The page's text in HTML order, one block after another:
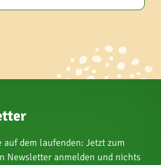
auf dem laufenden: Jetzt zum
Newsletter anmelden und nichts